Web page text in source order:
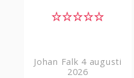
Johan Falk 4 augusti
2026